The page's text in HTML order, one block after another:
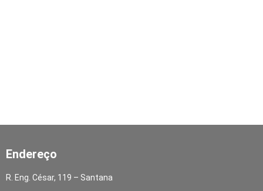
Endereço
R. Eng. César, 119 – Santana